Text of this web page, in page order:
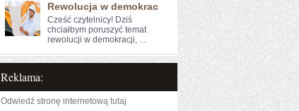
Rewolucja w demokrac
Cześć czytelnicy! Dziś
chciałbym poruszyć temat
rewolucji​ w demokracji, ...
Reklama:
Odwiedź stronę internetową tutaj